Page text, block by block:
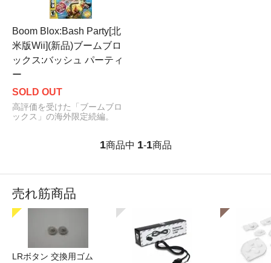
Boom Blox:Bash Party[北
米版Wii](新品)ブームブロ
ックス:バッシュ パーティ
ー
SOLD OUT
高評価を受けた「ブームブロ
ックス」の海外限定続編。
1商品中 1-1商品
売れ筋商品
LRボタン 交換用ゴム